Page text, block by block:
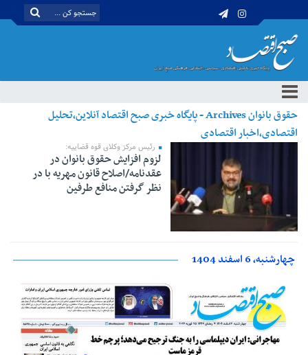
حقوق بانوان Archives - پایگاه خبری صبح اقتصاد آنلاین،تحلیل
اقتصادی،اخبار اقتصادی
رئیس مرکز وکلای قوه قضاییه:
لزوم افزایش حقوق بانوان در
عقدنامه/اصلاح قانون مهریه با در
نظر گرفتن منافع طرفین
چهارشنبه، 6 اسفند 1404